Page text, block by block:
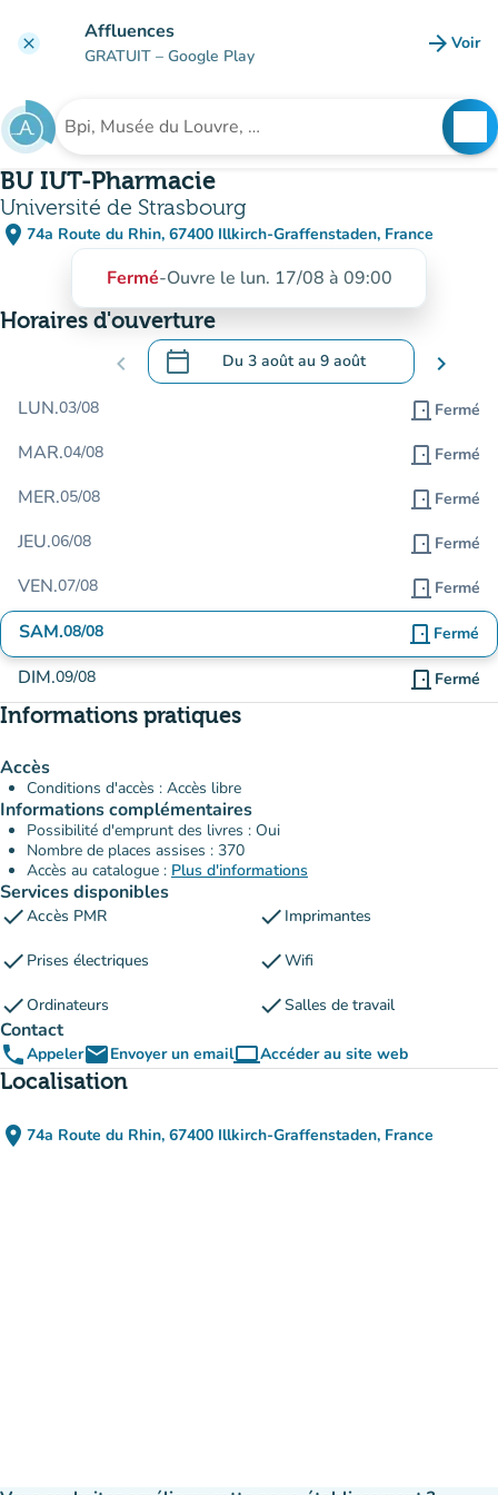
clear Affluences
GRATUIT – Google Play arrow_forward Voir
Rechercher un établissement
BU IUT-Pharmacie
Université de Strasbourg
place 74a Route du Rhin, 67400 Illkirch-Graffenstaden, France
(ouvrir dans Google Maps)
(nouvel onglet)
Fermé-Ouvre le lun. 17/08 à 09:00
Horaires d'ouverture
chevron_left calendar_today Du 3 aoûtau 9 août
.Ouvrir le calendrier pour changer de
chevron_right
LUN.03/08 door_front Fermé
MAR.04/08 door_front Fermé
MER.05/08 door_front Fermé
JEU.06/08 door_front Fermé
VEN.07/08 door_front Fermé
SAM.08/08 door_front Fermé
DIM.09/08 door_front Fermé
Informations pratiques
Accès
Conditions d'accès : Accès libre
Informations complémentaires
Possibilité d'emprunt des livres : Oui
Nombre de places assises : 370
Accès au catalogue : Plus d'informations
Services disponibles
checkAccès PMR check Imprimantes
check Prises électriques checkWifi
checkOrdinateurs checkSalles de travail
Contact
phoneAppeleremailEnvoyer un emailcomputerAccéder au site web
(nouvel onglet)
Localisation
place 74a Route du Rhin, 67400 Illkirch-Graffenstaden, France
(ouvrir dans Google Maps)
(nouvel onglet)